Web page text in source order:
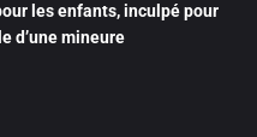
les enfants, inculpé pour
d’une mineure